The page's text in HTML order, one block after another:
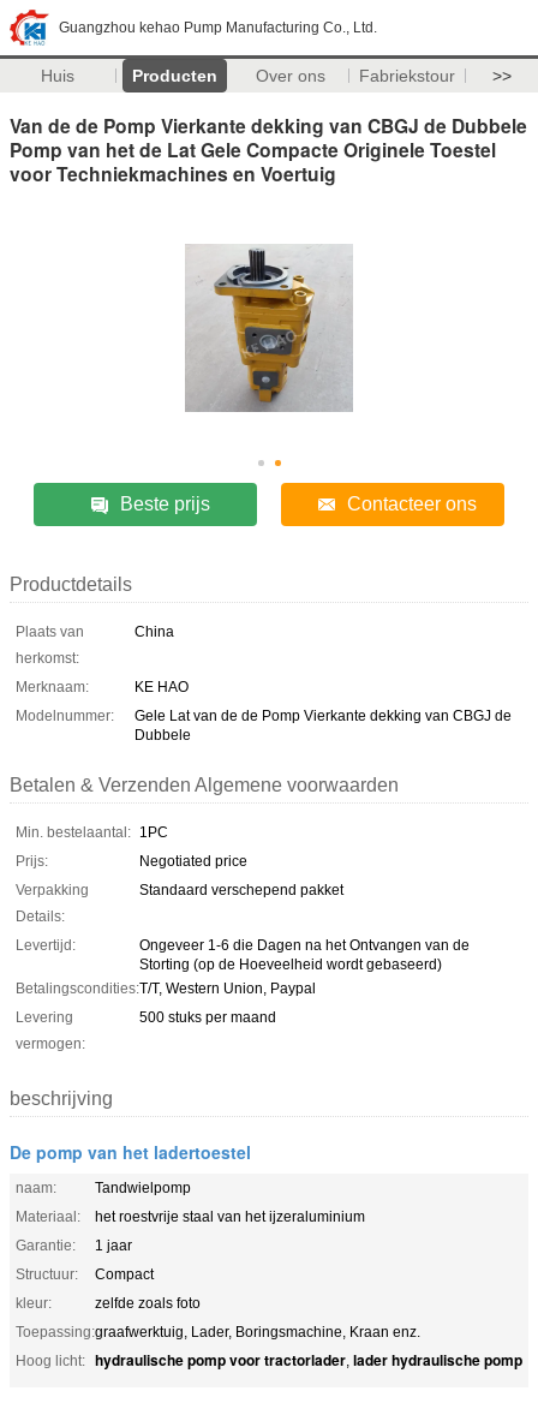
Guangzhou kehao Pump Manufacturing Co., Ltd.
Huis Producten Over ons Fabriekstour >>
Van de de Pomp Vierkante dekking van CBGJ de Dubbele
Pomp van het de Lat Gele Compacte Originele Toestel
voor Techniekmachines en Voertuig
Beste prijs Contacteer ons
Productdetails
Plaats van
herkomst:
China
Merknaam:
KE HAO
Modelnummer:
Gele Lat van de de Pomp Vierkante dekking van CBGJ de
Dubbele
Betalen & Verzenden Algemene voorwaarden
Min. bestelaantal: 1PC
Prijs:
Negotiated price
Verpakking
Details:
Standaard verschepend pakket
Levertijd:
Ongeveer 1-6 die Dagen na het Ontvangen van de
Storting (op de Hoeveelheid wordt gebaseerd)
Betalingscondities:T/T, Western Union, Paypal
Levering
vermogen:
500 stuks per maand
beschrijving
De pomp van het ladertoestel
naam:
Tandwielpomp
Materiaal:
het roestvrije staal van het ijzeraluminium
Garantie:
1 jaar
Structuur:
Compact
kleur:
zelfde zoals foto
Toepassing:graafwerktuig, Lader, Boringsmachine, Kraan enz.
Hoog licht: hydraulische pomp voor tractorlader, lader hydraulische pomp